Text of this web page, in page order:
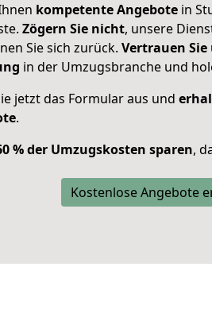
kompetente Angebote in
Zögern Sie nicht, unsere
Sie sich zurück. Vertrauen Sie
in der Umzugsbranche und
jetzt das Formular aus und
.
% der Umzugskosten sparen,
Kostenlose Angebote